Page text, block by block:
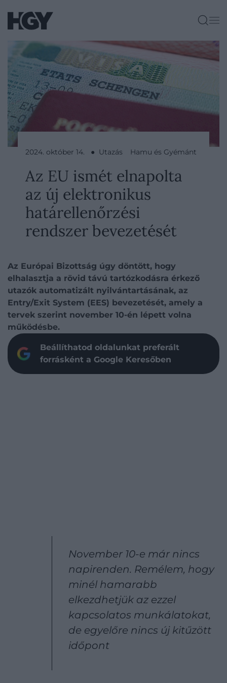
2024. október 14. ● Utazás Hamu és Gyémánt
Az EU ismét elnapolta
az új elektronikus
határellenőrzési
rendszer bevezetését
Az Európai Bizottság úgy döntött, hogy
elhalasztja a rövid távú tartózkodásra érkező
utazók automatizált nyilvántartásának, az
Entry/Exit System (EES) bevezetését, amely a
tervek szerint november 10-én lépett volna
működésbe.
Beállíthatod oldalunkat preferált
forrásként a Google Keresőben
November 10-e már nincs
napirenden. Remélem, hogy
minél hamarabb
elkezdhetjük az ezzel
kapcsolatos munkálatokat,
de egyelőre nincs új kitűzött
időpont